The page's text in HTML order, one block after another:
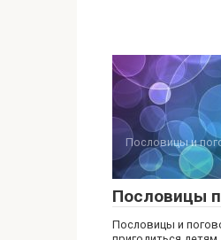
Пословицы и
Пословицы
Пословицы и